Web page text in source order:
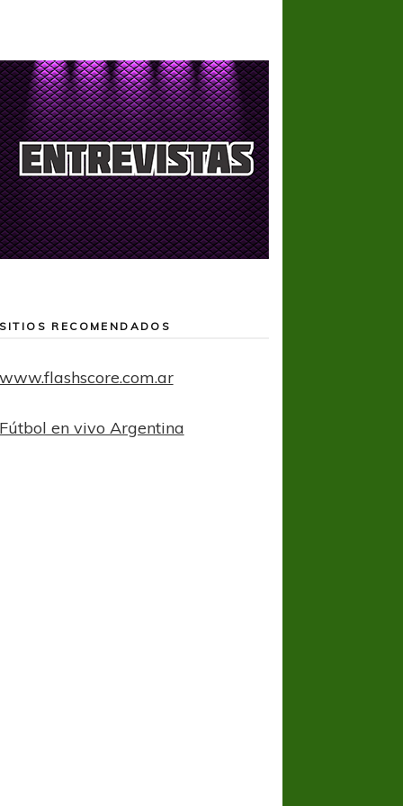
SITIOS RECOMENDADOS
www.flashscore.com.ar
Fútbol en vivo Argentina